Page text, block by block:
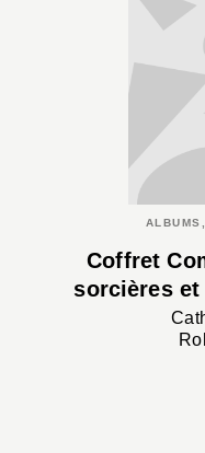
Coffret
sorcières